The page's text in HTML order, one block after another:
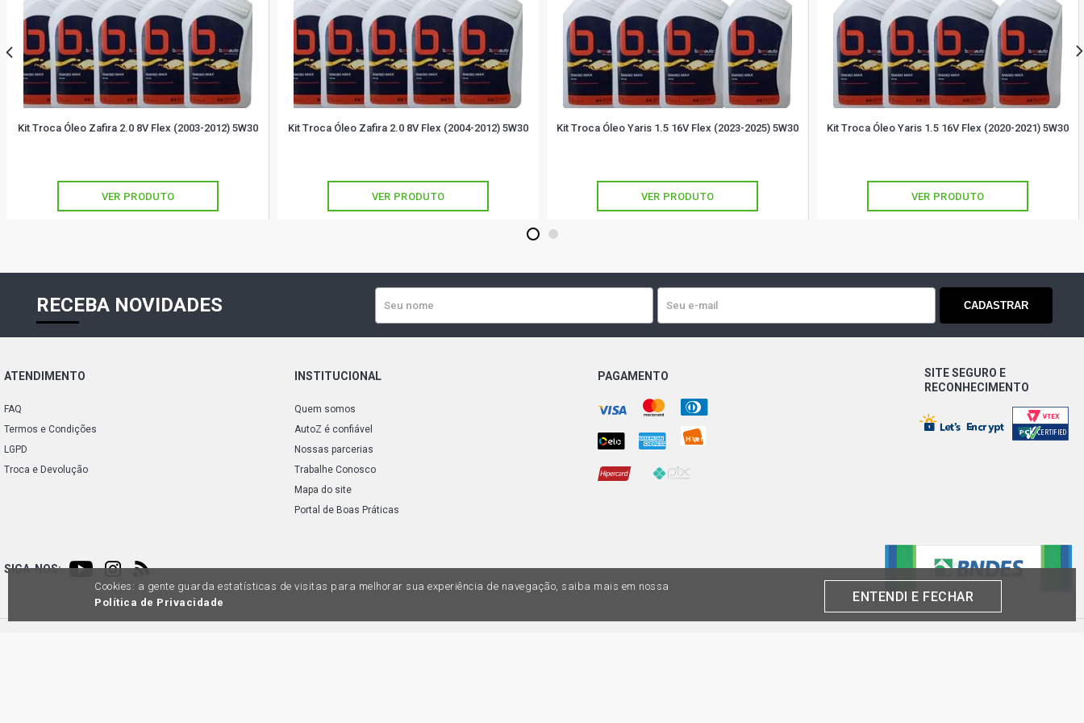
Kit Troca Óleo Zafira 2.0 8V Flex (2003-2012) 5W30
VER PRODUTO
Kit Troca Óleo Zafira 2.0 8V Flex (2004-2012) 5W30
VER PRODUTO
Kit Troca Óleo Yaris 1.5 16V Flex (2023-2025) 5W30
VER PRODUTO
Kit Troca Óleo Yaris 1.5 16V Flex (2020-2021) 5W30
VER PRODUTO
1 2
RECEBA NOVIDADES CADASTRAR
ATENDIMENTO
FAQ
Termos e Condições
LGPD
Troca e Devolução
INSTITUCIONAL
Quem somos
AutoZ é confiável
Nossas parcerias
Trabalhe Conosco
Mapa do site
Portal de Boas Práticas
PAGAMENTO
SITE SEGURO E
RECONHECIMENTO
SIGA-NOS:
Cookies: a gente guarda estatísticas de visitas para melhorar sua experiência de navegação, saiba mais em nossa
Política de Privacidade
ENTENDI E FECHAR